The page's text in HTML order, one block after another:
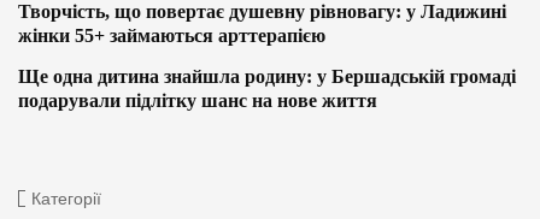
Творчість, що повертає душевну рівновагу: у Ладижині
жінки 55+ займаються арттерапією
Ще одна дитина знайшла родину: у Бершадській громаді
подарували підлітку шанс на нове життя
Категорії